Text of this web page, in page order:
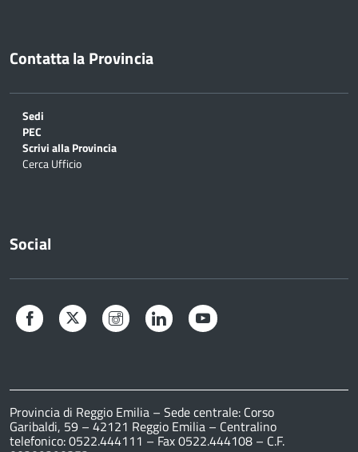
Contatta la Provincia
Sedi
PEC
Scrivi alla Provincia
Cerca Ufficio
Social
Facebook Twitter Instagram LinkedIn
Provincia di Reggio Emilia – Sede centrale: Corso
Garibaldi, 59 – 42121 Reggio Emilia – Centralino
telefonico: 0522.444111 – Fax 0522.444108 – C.F.